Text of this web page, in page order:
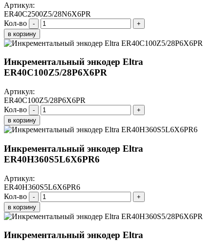
Артикул:
ER40C2500Z5/28N6X6PR
Кол-во
-
+
в корзину
Инкрементальный энкодер Eltra
ER40C100Z5/28P6X6PR
Артикул:
ER40C100Z5/28P6X6PR
Кол-во
-
+
в корзину
Инкрементальный энкодер Eltra
ER40H360S5L6X6PR6
Артикул:
ER40H360S5L6X6PR6
Кол-во
-
+
в корзину
Инкрементальный энкодер Eltra